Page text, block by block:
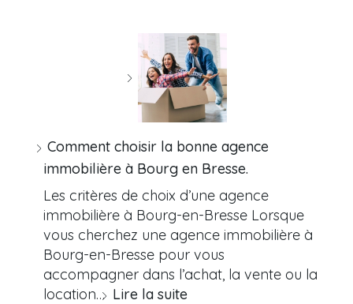
Comment choisir la bonne agence
immobilière à Bourg en Bresse.
Les critères de choix d’une agence
immobilière à Bourg-en-Bresse Lorsque
vous cherchez une agence immobilière à
Bourg-en-Bresse pour vous
accompagner dans l’achat, la vente ou la
location… Lire la suite